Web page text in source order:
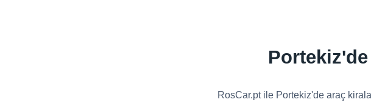
Portekiz'de
RosCar.pt ile Portekiz'de araç